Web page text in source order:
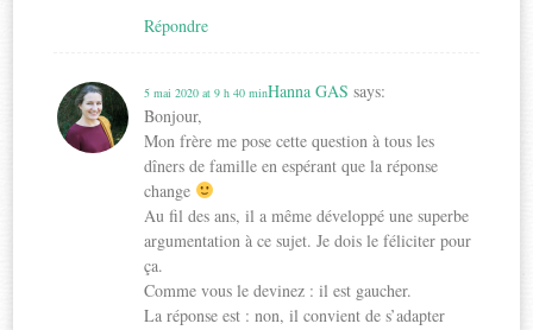
Répondre
Hanna GAS says:
5 mai 2020 at 9 h 40 min
Bonjour,
Mon frère me pose cette question à tous les
dîners de famille en espérant que la réponse
change
Au fil des ans, il a même développé une superbe
argumentation à ce sujet. Je dois le féliciter pour
ça.
Comme vous le devinez : il est gaucher.
La réponse est : non, il convient de s’adapter